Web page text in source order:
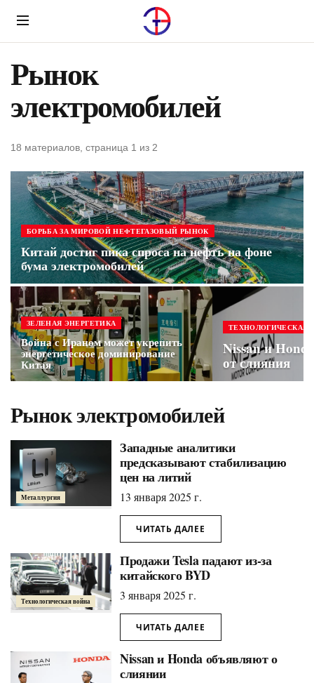
Menu
Рынок
электромобилей
18 материалов, страница 1 из 2
БОРЬБА ЗА МИРОВОЙ НЕФТЕГАЗОВЫЙ РЫНОК
Китай достиг пика спроса на нефть на фоне
бума электромобилей
ЗЕЛЕНАЯ ЭНЕРГЕТИКА
Война с Ираном может укрепить
энергетическое доминирование
Китая
ТЕХНОЛОГИЧЕСКАЯ
Nissan и
от слияния
Рынок электромобилей
Металлургия
Западные аналитики
предсказывают стабилизацию
цен на литий
13 января 2025 г.
ЧИТАТЬ ДАЛЕЕ
Технологическая война
Продажи Tesla падают из-за
китайского BYD
3 января 2025 г.
ЧИТАТЬ ДАЛЕЕ
Nissan и Honda объявляют о
слиянии